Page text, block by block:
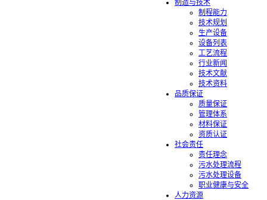
制造与技术
制程能力
技术规划
生产设备
设备列表
工艺流程
行业新闻
技术文献
技术资料
品质保证
质量保证
管理体系
材料保证
资质认证
社会责任
责任理念
污水处理流程
污水处理设备
职业健康与安全
人力资源